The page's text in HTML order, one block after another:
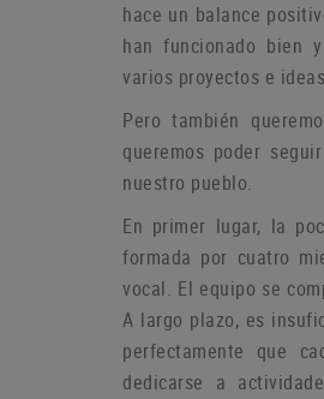
hace un balance
han funcionado bien
varios proyectos e
Pero también
queremos poder
nuestro pueblo.
En primer lugar, la
formada por cuatro
vocal. El equipo se
A largo plazo, es
perfectamente que
dedicarse a